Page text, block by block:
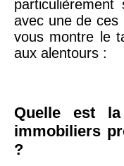
75019 -Paris
19ème
51100 - Reims 3
75013 -
avec une de ces
vous montre le
aux alentours :
Quelle est
immobiliers
?